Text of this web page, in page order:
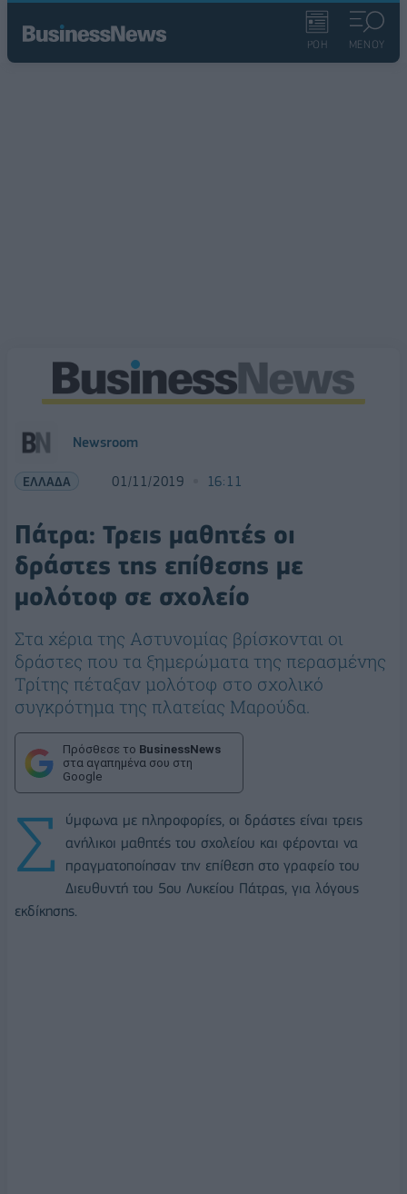
ΡΟΗ ΜΕΝΟΥ
Newsroom
ΕΛΛΑΔΑ 01/11/2019 16:11
Πάτρα: Τρεις μαθητές οι
δράστες της επίθεσης με
μολότοφ σε σχολείο
Στα χέρια της Aστυνομίας βρίσκονται οι
δράστες που τα ξημερώματα της περασμένης
Τρίτης πέταξαν μολότοφ στο σχολικό
συγκρότημα της πλατείας Μαρούδα.
Πρόσθεσε το BusinessNews
στα αγαπημένα σου στη
Google
Σ
ύμφωνα με πληροφορίες, οι δράστες είναι τρεις
ανήλικοι μαθητές του σχολείου και φέρονται να
πραγματοποίησαν την επίθεση στο γραφείο του
Διευθυντή του 5ου Λυκείου Πάτρας, για λόγους
εκδίκησης.